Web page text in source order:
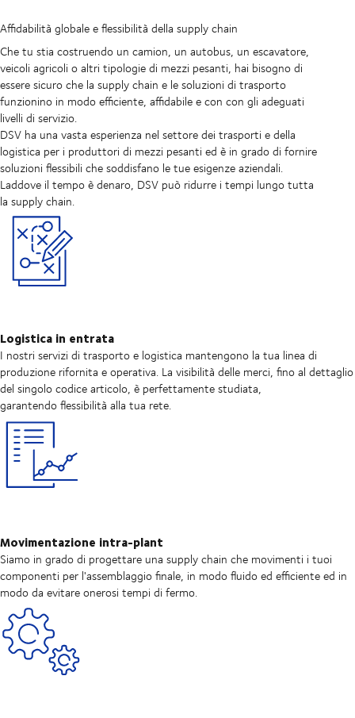
Affidabilità globale e flessibilità della supply chain
Che tu stia costruendo un camion, un autobus, un escavatore,
veicoli agricoli o altri tipologie di mezzi pesanti, hai bisogno di
essere sicuro che la supply chain e le soluzioni di trasporto
funzionino in modo efficiente, affidabile e con con gli adeguati
livelli di servizio.
DSV ha una vasta esperienza nel settore dei trasporti e della
logistica per i produttori di mezzi pesanti ed è in grado di fornire
soluzioni flessibili che soddisfano le tue esigenze aziendali.
Laddove il tempo è denaro, DSV può ridurre i tempi lungo tutta
la supply chain.
Logistica in entrata
I nostri servizi di trasporto e logistica mantengono la tua linea di
produzione rifornita e operativa. La visibilità delle merci, fino al dettaglio
del singolo codice articolo, è perfettamente studiata,
garantendo flessibilità alla tua rete.
Movimentazione intra-plant
Siamo in grado di progettare una supply chain che movimenti i tuoi
componenti per l'assemblaggio finale, in modo fluido ed efficiente ed in
modo da evitare onerosi tempi di fermo.